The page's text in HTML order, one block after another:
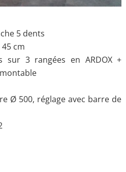
5 dents
cm
sur 3 rangées en ARDOX +
Ø 500, réglage avec barre de